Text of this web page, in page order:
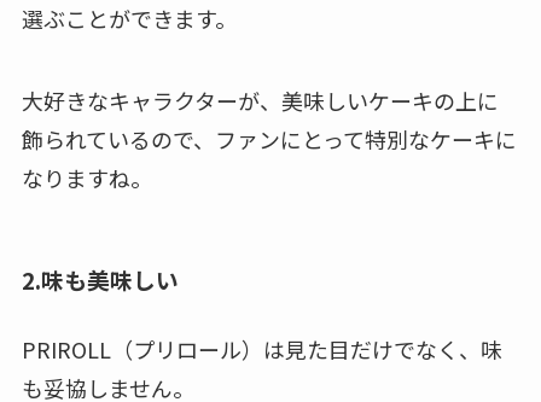
選ぶことができます。
大好きなキャラクターが、美味しいケーキの上に
飾られているので、ファンにとって特別なケーキに
なりますね。
2.味も美味しい
PRIROLL（プリロール）は見た目だけでなく、味
も妥協しません。